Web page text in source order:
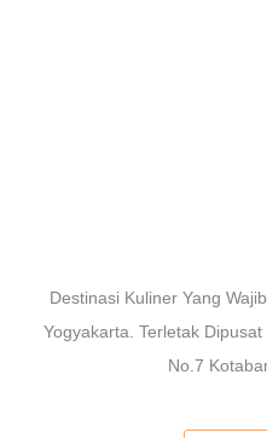
Destinasi Kuliner Yang
Yogyakarta. Terletak
No.7